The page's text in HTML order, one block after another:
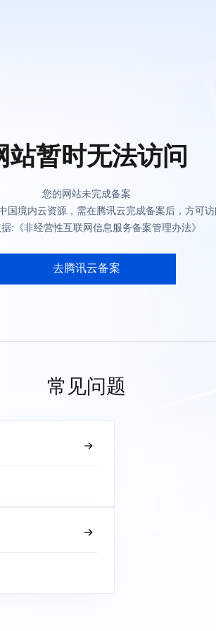
站暂时无法访问
您的网站未完成备案
国境内云资源，需在腾讯云完成备案后，方可
:《非经营性互联网信息服务备案管理办法》
去腾讯云备案
常见问题